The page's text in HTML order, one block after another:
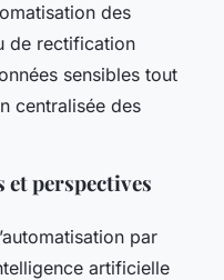
des
de rectification
sensibles tout
centralisée des
perspectives
par
artificielle